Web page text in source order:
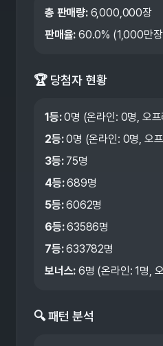
총 판매량: 6,000,000장
판매율: 60.0% (1,000만
🏆 당첨자 현황
1등: 0명 (온라인: 0명, 오
2등: 0명 (온라인: 0명, 오
3등: 75명
4등: 689명
5등: 6062명
6등: 63586명
7등: 633782명
보너스: 6명 (온라인:1명,
🔍 패턴 분석